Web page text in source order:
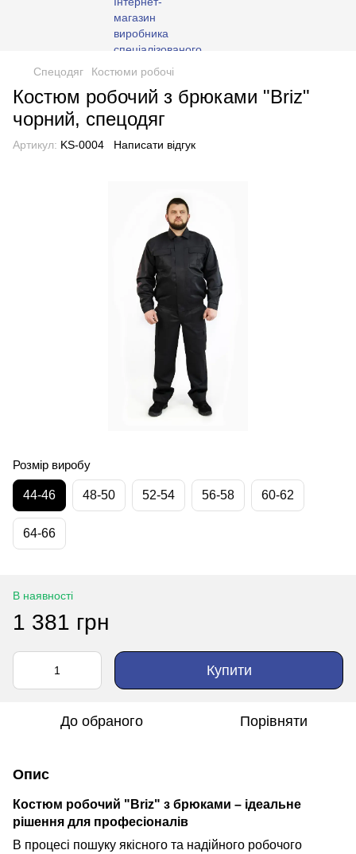
Спецодяг Костюми робочі
Костюм робочий з брюками "Briz"
чорний, спецодяг
Артикул: KS-0004 Написати відгук
Розмір виробу
44-46 48-50 52-54 56-58 60-62
64-66
В наявності
1 381 грн
Купити
До обраного Порівняти
Опис
Костюм робочий "Briz" з брюками – ідеальне
рішення для професіоналів
В процесі пошуку якісного та надійного робочого